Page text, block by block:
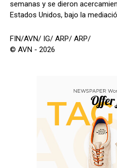
semanas y se dieron
Estados Unidos, bajo la
FIN/AVN/ IG/ ARP/ ARP/
© AVN - 2026